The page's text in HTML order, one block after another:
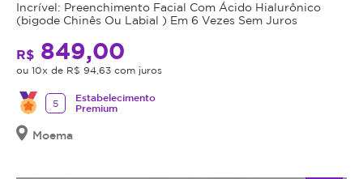
Incrível: Preenchimento Facial Com Ácido Hialurônico
(bigode Chinês Ou Labial ) Em 6 Vezes Sem Juros
R$ 849,00
ou 10x de R$ 94,63 com juros
5
Estabelecimento
Premium
Moema